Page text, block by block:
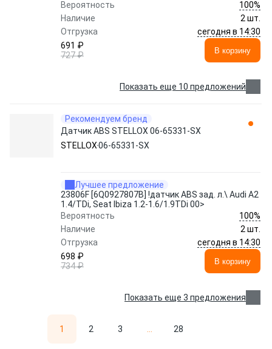
Вероятность
100%
Наличие
2 шт.
Отгрузка
сегодня в 14:30
691 ₽
727 ₽
В корзину
Показать еще 10 предложений
Рекомендуем бренд
Датчик ABS STELLOX 06-65331-SX
STELLOX06-65331-SX
Лучшее предложение
23806F [6Q0927807B] !датчик ABS зад. л.\ Audi A2
1.4/TDi, Seat Ibiza 1.2-1.6/1.9TDi 00>
Вероятность
100%
Наличие
2 шт.
Отгрузка
сегодня в 14:30
698 ₽
734 ₽
В корзину
Показать еще 3 предложения
1 2 3 28